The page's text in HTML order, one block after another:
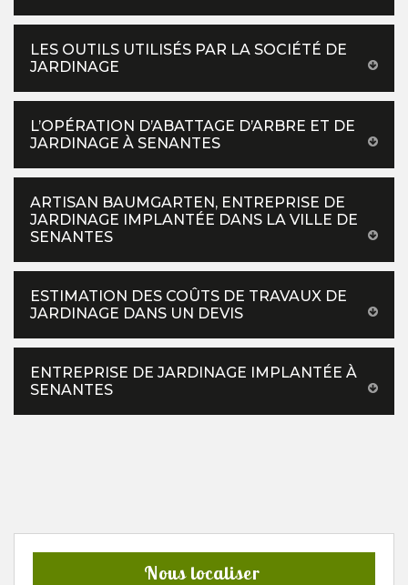
LES OUTILS UTILISÉS PAR LA SOCIÉTÉ DE
JARDINAGE
L’OPÉRATION D’ABATTAGE D’ARBRE ET DE
JARDINAGE À SENANTES
ARTISAN BAUMGARTEN, ENTREPRISE DE
JARDINAGE IMPLANTÉE DANS LA VILLE DE
SENANTES
ESTIMATION DES COÛTS DE TRAVAUX DE
JARDINAGE DANS UN DEVIS
ENTREPRISE DE JARDINAGE IMPLANTÉE À
SENANTES
Nous localiser